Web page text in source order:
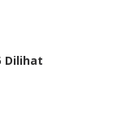
Dilihat